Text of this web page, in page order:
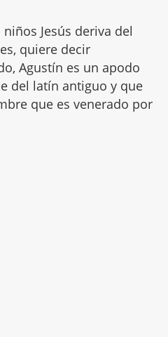
Jesús deriva del
quiere decir
Agustín es un apodo
del latín antiguo y que
que es venerado por